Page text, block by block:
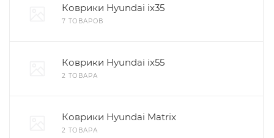
Коврики Hyundai ix35
7 ТОВАРОВ
Коврики Hyundai ix55
2 ТОВАРА
Коврики Hyundai Matrix
2 ТОВАРА